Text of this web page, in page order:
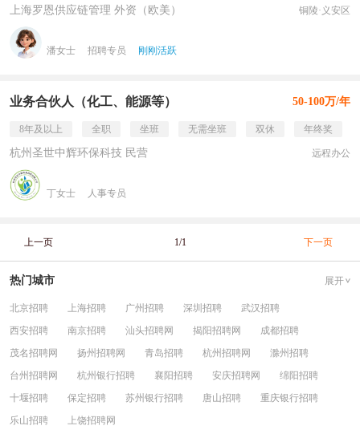
上海罗恩供应链管理 外资（欧美） 铜陵·义安区
潘女士 招聘专员 刚刚活跃
业务合伙人（化工、能源等） 50-100万/年
8年及以上 全职 坐班 无需坐班 双休 年终奖
杭州圣世中辉环保科技 民营 远程办公
丁女士 人事专员
上一页 1/1 下一页
热门城市 展开
北京招聘 上海招聘 广州招聘 深圳招聘
武汉招聘
西安招聘
南京招聘 汕头招聘网 揭阳招聘网
成都招聘
茂名招聘网
扬州招聘网 青岛招聘 杭州招聘网
滁州招聘
台州招聘网
杭州银行招聘 襄阳招聘 安庆招聘网
绵阳招聘
十堰招聘
保定招聘 苏州银行招聘 唐山招聘
重庆银行招聘
乐山招聘
上饶招聘网